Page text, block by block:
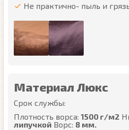
Не практично- пыль и
Материал Люкс
Срок службы:
Плотность ворса: 1500 г/м2
липучкой Ворс: 8 мм.